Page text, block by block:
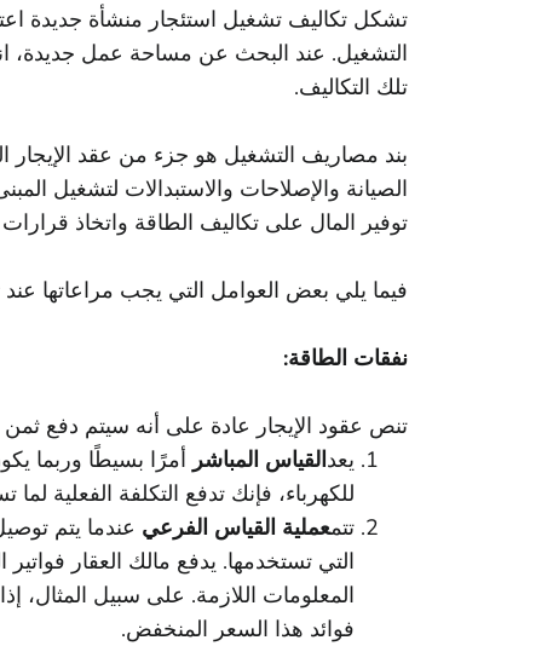
تشكل تكاليف تشغيل استئجار منشأة جديدة
التشغيل. عند البحث عن مساحة عمل جديدة،
تلك التكاليف.
بند مصاريف التشغيل هو جزء من عقد الإيجار
الصيانة والإصلاحات والاستبدالات لتشغيل
توفير المال على تكاليف الطاقة واتخاذ
فيما يلي بعض العوامل التي يجب مراعاتها عند
نفقات الطاقة:
تنص عقود الإيجار عادة على أنه سيتم دفع ثمن
يعدالقياس المباشر أمرًا بسيطًا وربما
للكهرباء، فإنك تدفع التكلفة الفعلية لما
تتمعملية القياس الفرعي عندما يتم
التي تستخدمها. يدفع مالك العقار
المعلومات اللازمة. على سبيل المثال،
فوائد هذا السعر المنخفض.